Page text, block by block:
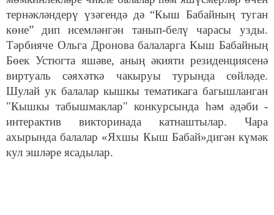
тернәкләндерү үзәгендә дә “Кыш Бабайның туган
көне”
дип исемләнгән танып-белү чарасы узды.
Тәрбияче Ольга Дронова балаларга Кыш Бабайның
Бөек Устюгта яшәве, аның әкияти резиденциясенә
виртуаль сәяхәткә чакыруы турында сөйләде.
Шулай ук балалар кышкы тематикага багышланган
"Кышкы табышмаклар" конкурсында һәм әдәби -
интерактив викторинада катнаштылар. Чара
ахырында балалар «Яхшы Кыш Бабай»дигән күмәк
кул эшләре ясадылар.